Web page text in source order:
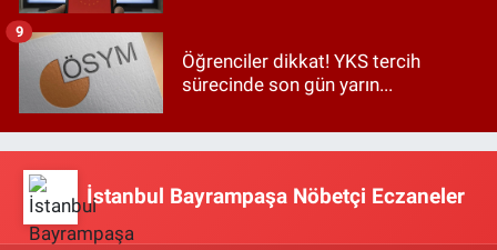
Öğrenciler dikkat! YKS tercih
sürecinde son gün yarın...
9
İstanbul Bayrampaşa Nöbetçi Eczaneler